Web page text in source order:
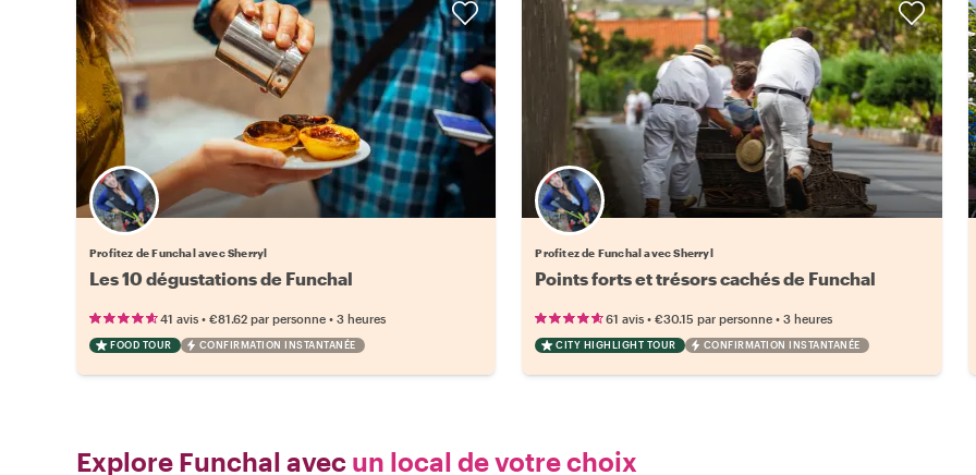
Profitez de Funchal avec Sherryl
Les 10 dégustations de Funchal
41 avis • €81.62 par personne • 3 heures
FOOD TOUR CONFIRMATION INSTANTANÉE
Profitez de Funchal avec Sherryl
Points forts et trésors cachés de Funchal
61 avis •€30.15 par personne •3 heures
CITY HIGHLIGHT TOUR CONFIRMATION INSTANTANÉE
Explore Funchal avec un local de votre choix